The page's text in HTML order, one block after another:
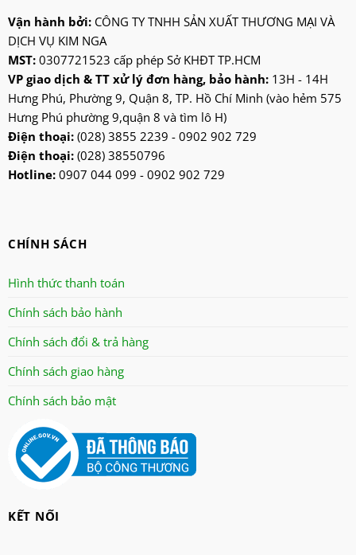
Vận hành bởi: CÔNG TY TNHH SẢN XUẤT THƯƠNG MẠI VÀ
DỊCH VỤ KIM NGA
MST: 0307721523 cấp phép Sở KHĐT TP.HCM
VP giao dịch & TT xử lý đơn hàng, bảo hành:13H - 14H
Hưng Phú, Phường 9, Quận 8, TP. Hồ Chí Minh (vào hẻm 575
Hưng Phú phường 9,quận 8 và tìm lô H)
Điện thoại: (028) 3855 2239 - 0902 902 729
Điện thoại: (028) 38550796
Hotline:0907 044 099 - 0902 902 729
CHÍNH SÁCH
Hình thức thanh toán
Chính sách bảo hành
Chính sách đổi & trả hàng
Chính sách giao hàng
Chính sách bảo mật
KẾT NỐI